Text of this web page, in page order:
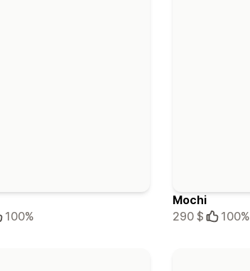
100%
Mochi
290 $
100%